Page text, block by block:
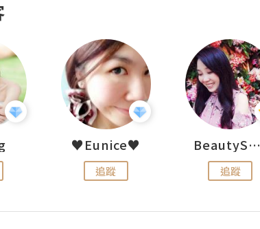
♥Eunice♥
追蹤
BeautySearch
追蹤